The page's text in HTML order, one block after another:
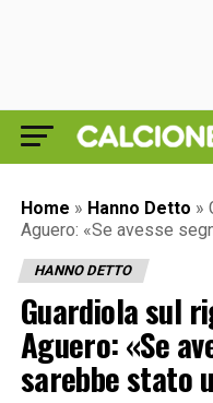
Home » Hanno Detto »
Aguero: «Se avesse
HANNO DETTO
Guardiola sul
Aguero: «Se
sarebbe stato